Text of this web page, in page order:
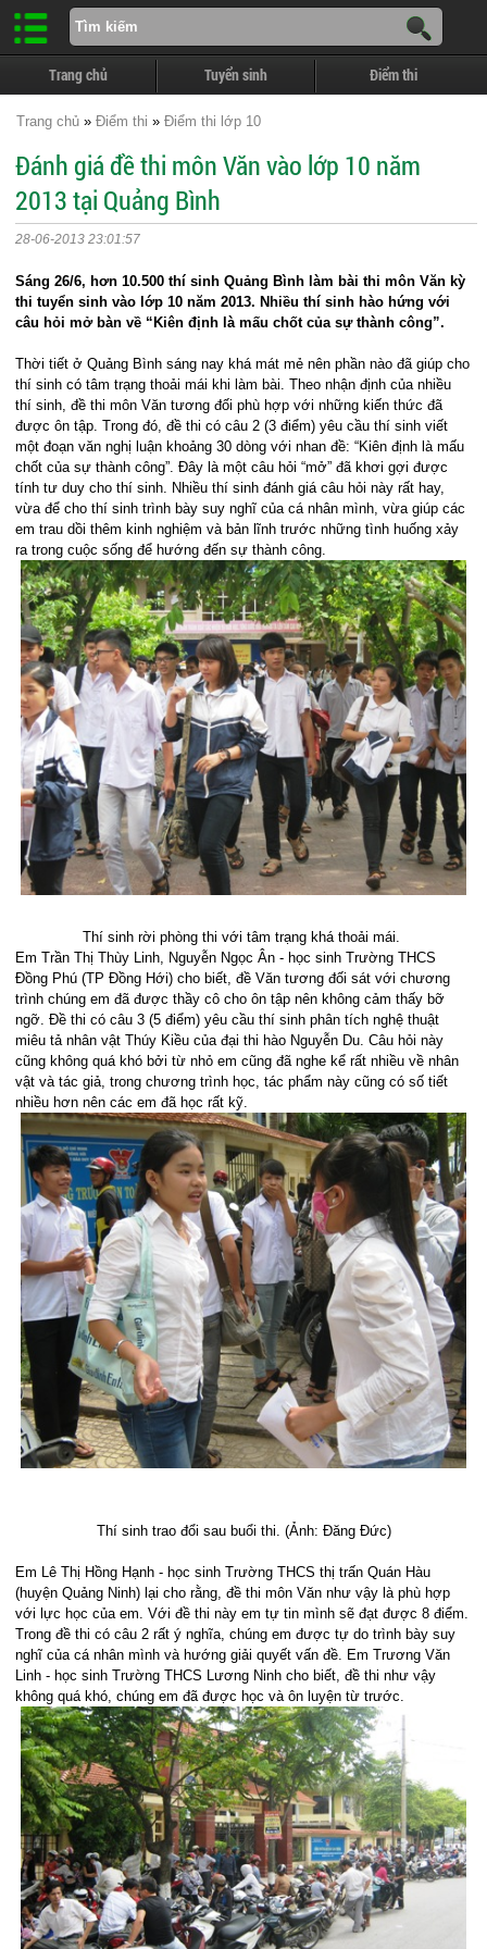
Trang chủ Tuyển sinh Điểm thi
Trang chủ » Điểm thi » Điểm thi lớp 10
Đánh giá đề thi môn Văn vào lớp 10 năm
2013 tại Quảng Bình
28-06-2013 23:01:57
Sáng 26/6, hơn 10.500 thí sinh Quảng Bình làm bài thi môn Văn kỳ
thi tuyển sinh vào lớp 10 năm 2013. Nhiều thí sinh hào hứng với
câu hỏi mở bàn về “Kiên định là mấu chốt của sự thành công”.
Thời tiết ở Quảng Bình sáng nay khá mát mẻ nên phần nào đã giúp cho
thí sinh có tâm trạng thoải mái khi làm bài. Theo nhận định của nhiều
thí sinh, đề thi môn Văn tương đối phù hợp với những kiến thức đã
được ôn tập. Trong đó, đề thi có câu 2 (3 điểm) yêu cầu thí sinh viết
một đoạn văn nghị luận khoảng 30 dòng với nhan đề: “Kiên định là mấu
chốt của sự thành công”. Đây là một câu hỏi “mở” đã khơi gợi được
tính tư duy cho thí sinh. Nhiều thí sinh đánh giá câu hỏi này rất hay,
vừa để cho thí sinh trình bày suy nghĩ của cá nhân mình, vừa giúp các
em trau dồi thêm kinh nghiệm và bản lĩnh trước những tình huống xảy
ra trong cuộc sống để hướng đến sự thành công.
Thí sinh rời phòng thi với tâm trạng khá thoải mái.
Em Trần Thị Thùy Linh, Nguyễn Ngọc Ân - học sinh Trường THCS
Đồng Phú (TP Đồng Hới) cho biết, đề Văn tương đối sát với chương
trình chúng em đã được thầy cô cho ôn tập nên không cảm thấy bỡ
ngỡ. Đề thi có câu 3 (5 điểm) yêu cầu thí sinh phân tích nghệ thuật
miêu tả nhân vật Thúy Kiều của đại thi hào Nguyễn Du. Câu hỏi này
cũng không quá khó bởi từ nhỏ em cũng đã nghe kể rất nhiều về nhân
vật và tác giả, trong chương trình học, tác phẩm này cũng có số tiết
nhiều hơn nên các em đã học rất kỹ.
Thí sinh trao đổi sau buổi thi. (Ảnh: Đăng Đức)
Em Lê Thị Hồng Hạnh - học sinh Trường THCS thị trấn Quán Hàu
(huyện Quảng Ninh) lại cho rằng, đề thi môn Văn như vậy là phù hợp
với lực học của em. Với đề thi này em tự tin mình sẽ đạt được 8 điểm.
Trong đề thi có câu 2 rất ý nghĩa, chúng em được tự do trình bày suy
nghĩ của cá nhân mình và hướng giải quyết vấn đề. Em Trương Văn
Linh - học sinh Trường THCS Lương Ninh cho biết, đề thi như vậy
không quá khó, chúng em đã được học và ôn luyện từ trước.